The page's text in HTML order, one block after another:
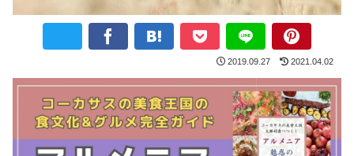
2019.09.27 2021.04.02